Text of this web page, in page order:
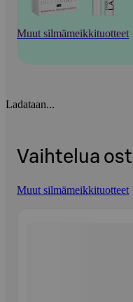
Muut silmämeikkituotteet
Ladataan...
Vaihtelua
Muut silmämeikkituotteet